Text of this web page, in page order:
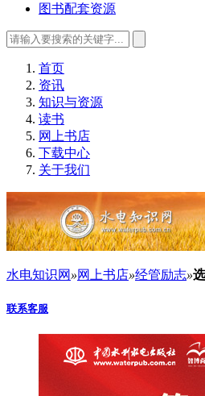
图书配套资源
首页
资讯
知识与资源
读书
网上书店
下载中心
关于我们
水电知识网 »网上书店»经管励志»
联系客服